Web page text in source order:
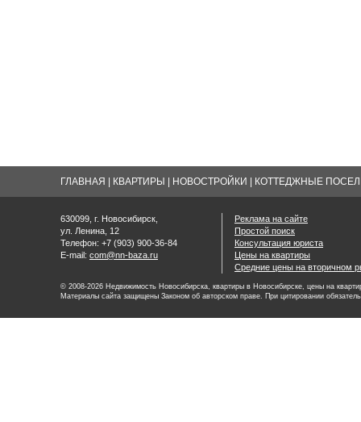
ГЛАВНАЯ КВАРТИРЫ НОВОСТРОЙКИ КОТТЕДЖНЫЕ
630099, г. Новосибирск,
ул. Ленина, 12
Телефон: +7 (903) 900-36-84
E-mail: com@nn-baza.ru
Реклама на сайте
Простой поиск
Консультация юриста
Цены на квартиры
Средние цены на вторичном
© 2008-2026 Недвижимость Новосибирска, квартиры в Новосибирске, цены на
Материалы сайта защищены Законом об авторском праве. При цитировании